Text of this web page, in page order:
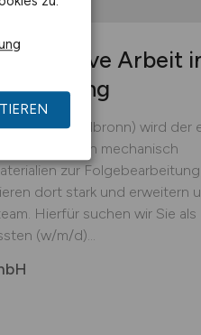
operative Arbeit
Heilbronn) wird der
die Batterien mechanisch
zur Folgebearbeitung
dort stark und erweitern
Hierfür suchen wir Sie als
(w/m/d)...